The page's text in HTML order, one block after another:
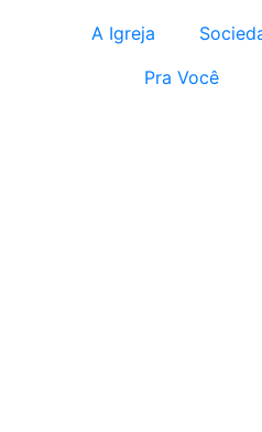
A Igreja
Pra Você